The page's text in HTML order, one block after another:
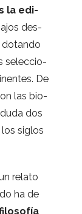
la edi­
des­
dotando
selec­cio­
De
las bio­
dos
siglos
relato
ha de